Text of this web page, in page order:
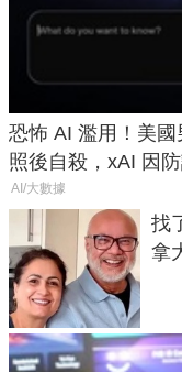
恐怖 AI 濫用！美
照後自殺，xAI 因
AI/大數據
找
拿